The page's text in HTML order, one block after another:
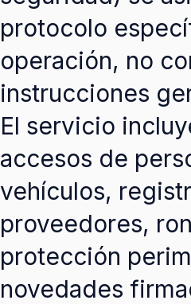
protocolo
operación, no
instrucciones
El servicio
accesos de
vehículos,
proveedores,
protección
novedades